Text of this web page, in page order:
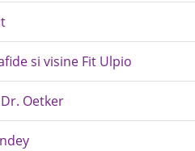
si visine Fit Ulpio
Oetker